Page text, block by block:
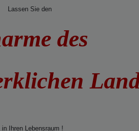
Lassen Sie den
des
in Ihren Lebensraum !